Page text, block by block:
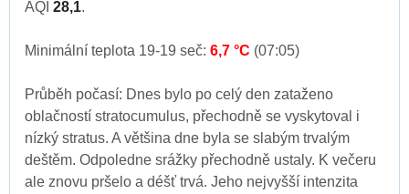
AQI 28,1.
Minimální teplota 19-19 seč: 6,7 °C (07:05)
Průběh počasí: Dnes bylo po celý den zataženo
oblačností stratocumulus, přechodně se vyskytoval i
nízký stratus. A většina dne byla se slabým trvalým
deštěm. Odpoledne srážky přechodně ustaly. K večeru
ale znovu pršelo a déšť trvá. Jeho nejvyšší intenzita